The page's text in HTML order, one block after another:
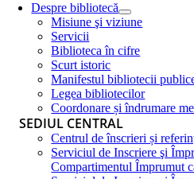
Despre bibliotecă
Misiune şi viziune
Servicii
Biblioteca în cifre
Scurt istoric
Manifestul bibliotecii
Legea bibliotecilor
Coordonare și îndrumare
SEDIUL CENTRAL
Centrul de înscrieri și
Serviciul de Inscriere şi
Compartimentul Împrumut